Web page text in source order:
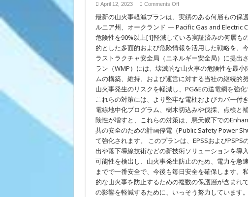
2025
년
까
지
의
지
속
적
인
개
선
항
의
대
적
인
내
용
소
개
April 12, 2023 Comments Offon
が、
険
性
情
報
を
活
し
2025
年
ま
で
の
山
火
事
安
全
対
策
に
対
最新の山火事軽減プランは、実績のある何層もの保
ルニア州、オークランド — Pacific Gas and Electric
危険性を90%以上[1]軽減している実証済みの何層も
的とした多面的および危険情報を活用した戦略を
ラストラクチャ安全局（エネルギー安全局）に提出
ラン（WMP）には、壊滅的な山火事の危険性を最
ムの構築、維持、および運営に対する当社の継続的
山火事発生のリスクを軽減し、PG&Eの送電網を強
これらの対策には、より堅牢な電柱およびカバー付
電線地中化プログラム、樹木切込みや伐採、点検と
険性が増すと、これらの対策は、悪天候下での
共の安全のための計画停電（Public Safety Power
て強化されます。 このプランは、EPSSおよび
出や落下導線技術などの新技術ソリューションを導
可能性を検出し、山火事発生防止のため、電力を急
までで一番安全で、今後も毎日安全を確保します。
的な山火事を防止するための複数の保護層が含まれ
の影響を軽減するために、いっそう努力しています